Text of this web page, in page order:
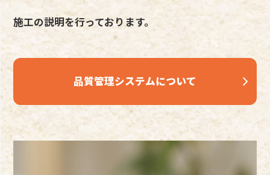
施工の説明を行っております。
品質管理システムについて